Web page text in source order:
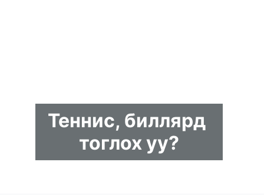
Теннис, биллярд
тоглох уу?